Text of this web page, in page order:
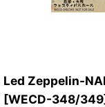
Led Zeppelin-
[WECD-348/349